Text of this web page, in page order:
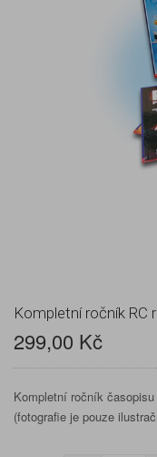
Kompletní ročník RC
299,00 Kč
Kompletní ročník
(fotografie je pouze